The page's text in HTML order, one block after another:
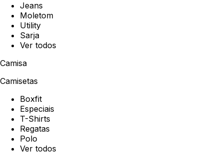
Jeans
Moletom
Utility
Sarja
Ver todos
Camisa
Camisetas
Boxfit
Especiais
T-Shirts
Regatas
Polo
Ver todos